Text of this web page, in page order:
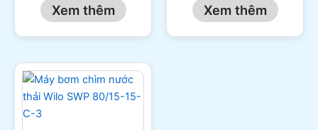
Xem thêm Xem thêm